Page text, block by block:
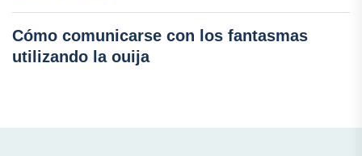
Cómo comunicarse con los fantasmas
utilizando la ouija